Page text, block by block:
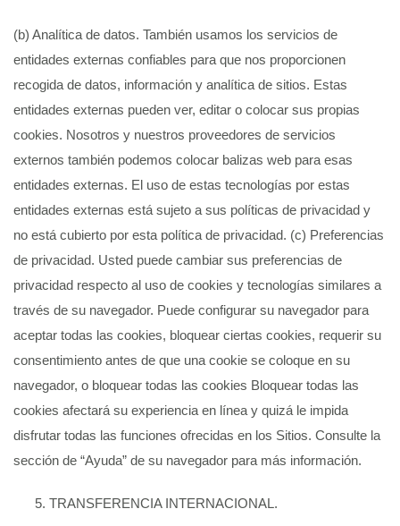
(b) Analítica de datos. También usamos los servicios de
entidades externas confiables para que nos proporcionen
recogida de datos, información y analítica de sitios. Estas
entidades externas pueden ver, editar o colocar sus propias
cookies. Nosotros y nuestros proveedores de servicios
externos también podemos colocar balizas web para esas
entidades externas. El uso de estas tecnologías por estas
entidades externas está sujeto a sus políticas de privacidad y
no está cubierto por esta política de privacidad. (c) Preferencias
de privacidad. Usted puede cambiar sus preferencias de
privacidad respecto al uso de cookies y tecnologías similares a
través de su navegador. Puede configurar su navegador para
aceptar todas las cookies, bloquear ciertas cookies, requerir su
consentimiento antes de que una cookie se coloque en su
navegador, o bloquear todas las cookies Bloquear todas las
cookies afectará su experiencia en línea y quizá le impida
disfrutar todas las funciones ofrecidas en los Sitios. Consulte la
sección de “Ayuda” de su navegador para más información.
TRANSFERENCIA INTERNACIONAL.